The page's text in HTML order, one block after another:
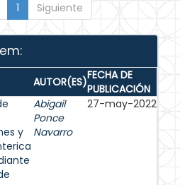
1 Siguiente
AUTOR(ES)FECHA DE
PUBLICACIÓN
y
Abigail
Ponce
Navarro
27-may-2022